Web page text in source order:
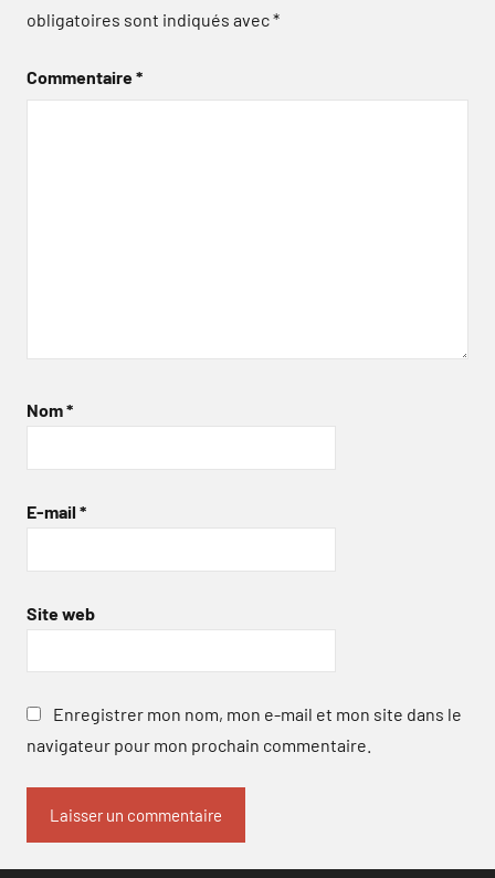
obligatoires sont indiqués avec*
Commentaire*
Nom*
E-mail *
Site web
Enregistrer mon nom, mon e-mail et mon site dans le
navigateur pour mon prochain commentaire.